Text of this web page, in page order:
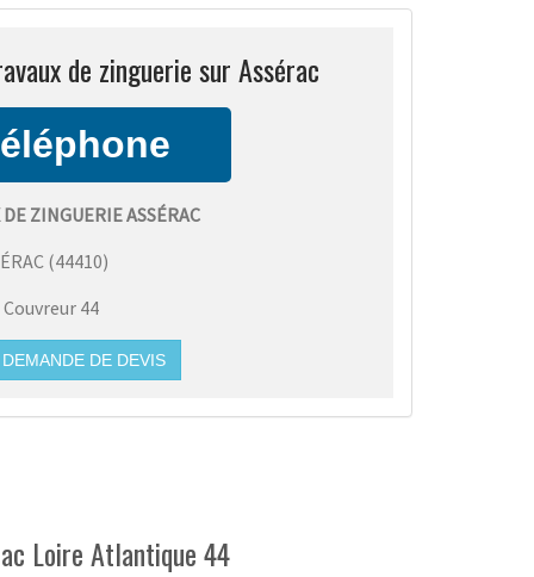
de zinguerie sur Assérac
ZINGUERIE ASSÉRAC
(44410)
Couvreur 44
DE DEVIS
Loire Atlantique 44